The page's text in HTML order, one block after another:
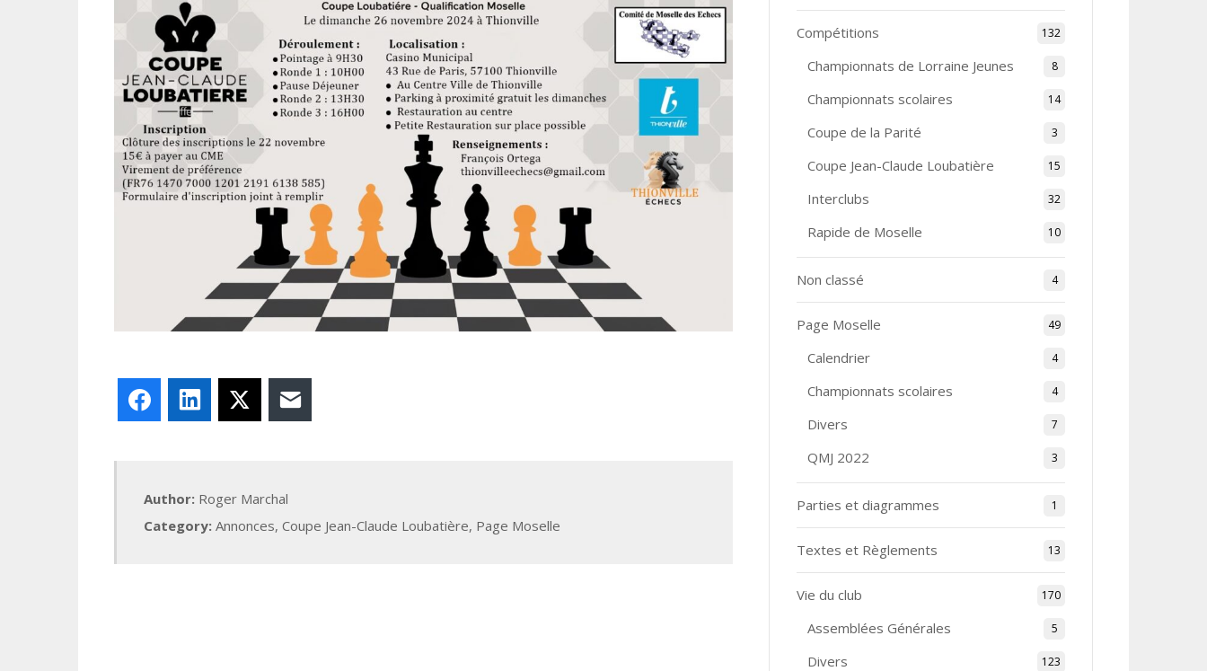
FacebookLinkedIn
Author: Roger Marchal
Category: Annonces, Coupe Jean-Claude Loubatière, Page Moselle
Compétitions 132
Championnats de Lorraine Jeunes 8
Championnats scolaires 14
Coupe de la Parité 3
Coupe Jean-Claude Loubatière 15
Interclubs 32
Rapide de Moselle 10
Non classé 4
Page Moselle 49
Calendrier 4
Championnats scolaires 4
Divers 7
QMJ 2022 3
Parties et diagrammes 1
Textes et Règlements 13
Vie du club 170
Assemblées Générales 5
Divers 123